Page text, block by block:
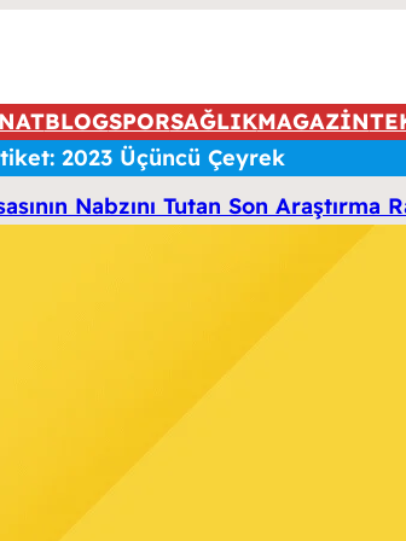
BLOGSPORSAĞLIKMAGAZİN
2023 Üçüncü Çeyrek
Nabzını Tutan Son Araştırma